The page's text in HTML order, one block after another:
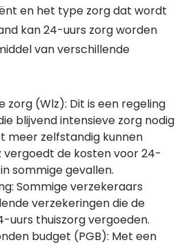
en het type zorg dat wordt
kan 24-uurs zorg worden
van verschillende
zorg (Wlz): Dit is een regeling
blijvend intensieve zorg nodig
meer zelfstandig kunnen
vergoedt de kosten voor 24-
sommige gevallen.
Sommige verzekeraars
verzekeringen die de
uurs thuiszorg vergoeden.
budget (PGB): Met een